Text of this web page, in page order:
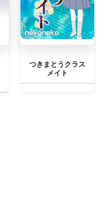
つきまとうクラス
メイト